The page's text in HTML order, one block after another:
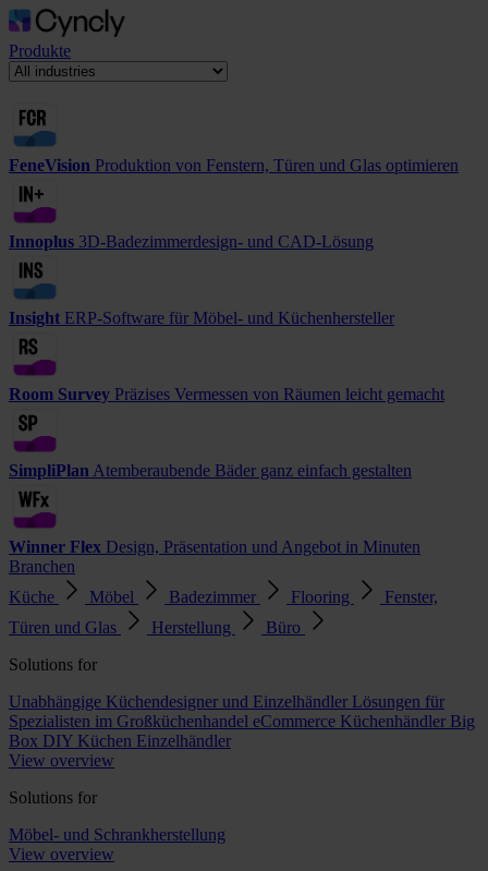
Produkte
FeneVision Produktion von Fenstern, Türen und Glas optimieren
Innoplus 3D-Badezimmerdesign- und CAD-Lösung
Insight ERP-Software für Möbel- und Küchenhersteller
Room Survey Präzises Vermessen von Räumen leicht gemacht
SimpliPlan Atemberaubende Bäder ganz einfach gestalten
Winner Flex Design, Präsentation und Angebot in Minuten
Branchen
Küche
Möbel Badezimmer Flooring
Fenster,
Türen und Glas
Herstellung
Büro
Solutions for
Unabhängige Küchendesigner und Einzelhändler Lösungen für
Spezialisten im Großküchenhandel eCommerce Küchenhändler Big
Box DIY Küchen Einzelhändler
View overview
Solutions for
Möbel- und Schrankherstellung
View overview